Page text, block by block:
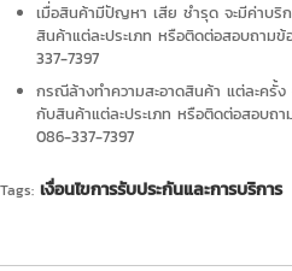
เมื่อสินค้ามีปัญหา เสีย ชำรุด จะมีค่าบริ
สินค้าแต่ละประเภท หรือติดต่อสอบถาม
337-7397
กรณีล้างทำความสะอาดสินค้า แต่ละครั้
กับสินค้าแต่ละประเภท หรือติดต่อสอบถ
086-337-7397
Tags: เงื่อนไขการรับประกันและการบริการ